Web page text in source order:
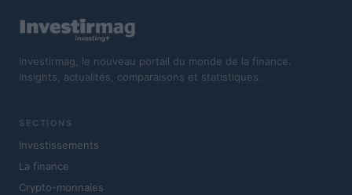
Investirmag, le nouveau portail du monde de la finance.
Insights, actualités, comparaisons et statistiques.
SECTIONS
Investissements
La finance
Crypto-monnaies